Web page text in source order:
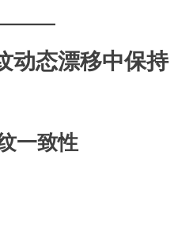
动态漂移中保持
一致性